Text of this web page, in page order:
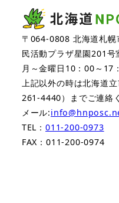
〒064-0808 北海道札
民活動プラザ星園201号
月～金曜日10：00～17
上記以外の時は北海道
261-4440）までご連絡
メール:
TEL： 011-200-0973
FAX：011-200-0974